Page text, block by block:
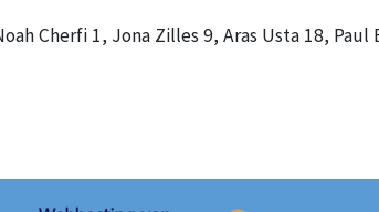
Cherfi 1, Jona Zilles 9, Aras Usta 18, Paul